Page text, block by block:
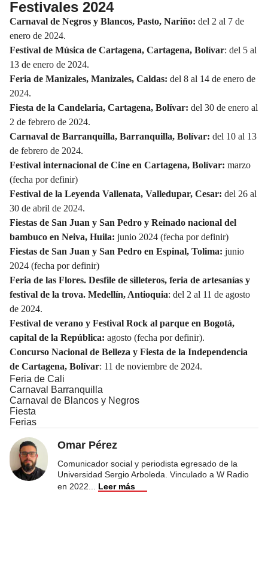
Festivales 2024
Carnaval de Negros y Blancos, Pasto, Nariño: del 2 al 7 de
enero de 2024.
Festival de Música de Cartagena, Cartagena, Bolívar: del 5 al
13 de enero de 2024.
Feria de Manizales, Manizales, Caldas: del 8 al 14 de enero de
2024.
Fiesta de la Candelaria, Cartagena, Bolívar: del 30 de enero al
2 de febrero de 2024.
Carnaval de Barranquilla, Barranquilla, Bolívar: del 10 al 13
de febrero de 2024.
Festival internacional de Cine en Cartagena, Bolívar: marzo
(fecha por definir)
Festival de la Leyenda Vallenata, Valledupar, Cesar: del 26 al
30 de abril de 2024.
Fiestas de San Juan y San Pedro y Reinado nacional del
bambuco en Neiva, Huila: junio 2024 (fecha por definir)
Fiestas de San Juan y San Pedro en Espinal, Tolima: junio
2024 (fecha por definir)
Feria de las Flores. Desfile de silleteros, feria de artesanías y
festival de la trova. Medellín, Antioquia: del 2 al 11 de agosto
de 2024.
Festival de verano y Festival Rock al parque en Bogotá,
capital de la República: agosto (fecha por definir).
Concurso Nacional de Belleza y Fiesta de la Independencia
de Cartagena, Bolívar: 11 de noviembre de 2024.
Feria de Cali
Carnaval Barranquilla
Carnaval de Blancos y Negros
Fiesta
Ferias
Omar Pérez
Comunicador social y periodista egresado de la
Universidad Sergio Arboleda. Vinculado a W Radio
en 2022
Leer más